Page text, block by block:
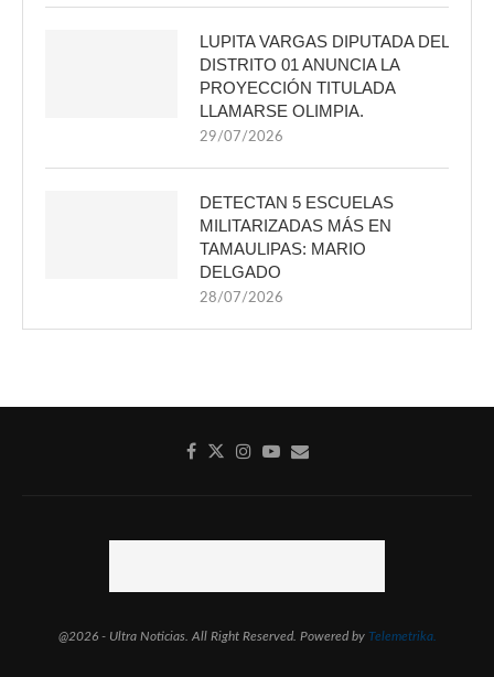
LUPITA VARGAS DIPUTADA DEL
DISTRITO 01 ANUNCIA LA
PROYECCIÓN TITULADA
LLAMARSE OLIMPIA.
29/07/2026
DETECTAN 5 ESCUELAS
MILITARIZADAS MÁS EN
TAMAULIPAS: MARIO
DELGADO
28/07/2026
@2026 - Ultra Noticias. All Right Reserved. Powered by Telemetrika.